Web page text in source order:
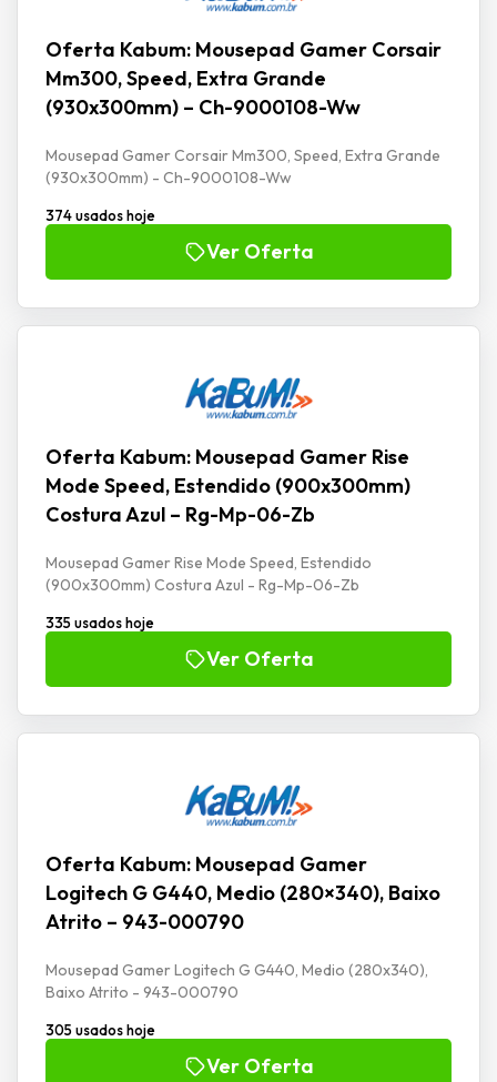
Oferta Kabum: Mousepad Gamer Corsair
Mm300, Speed, Extra Grande
(930x300mm) – Ch-9000108-Ww
Mousepad Gamer Corsair Mm300, Speed, Extra Grande
(930x300mm) - Ch-9000108-Ww
374 usados hoje
Ver Oferta
Oferta Kabum: Mousepad Gamer Rise
Mode Speed, Estendido (900x300mm)
Costura Azul – Rg-Mp-06-Zb
Mousepad Gamer Rise Mode Speed, Estendido
(900x300mm) Costura Azul - Rg-Mp-06-Zb
335 usados hoje
Ver Oferta
Oferta Kabum: Mousepad Gamer
Logitech G G440, Medio (280×340), Baixo
Atrito – 943-000790
Mousepad Gamer Logitech G G440, Medio (280x340),
Baixo Atrito - 943-000790
305 usados hoje
Ver Oferta